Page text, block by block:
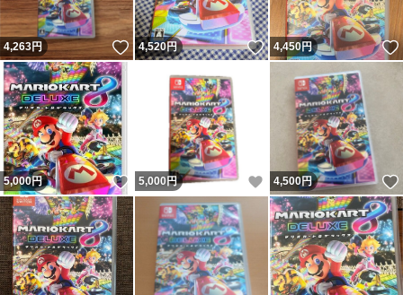
4,263円 いいね！
4,520円 いいね！
4,450円
5,000円 いいね！
5,000 円 いいね！
4,500円